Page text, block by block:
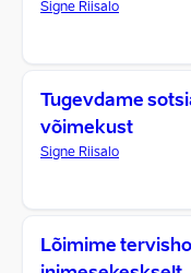
Signe Riisalo
Tugevdame
võimekust
Signe Riisalo
Lõimime